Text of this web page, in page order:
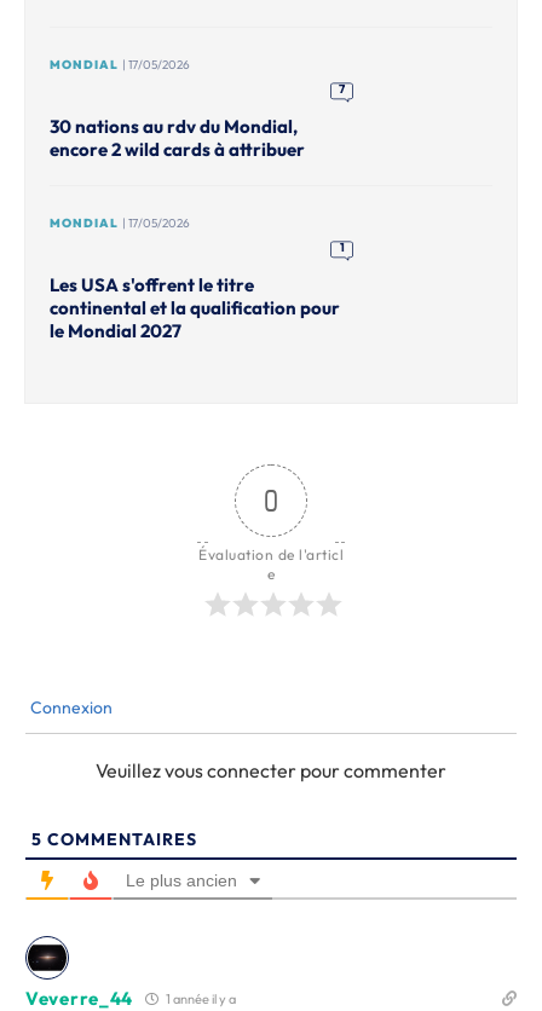
MONDIAL | 17/05/2026
7
30 nations au rdv du Mondial,
encore 2 wild cards à attribuer
MONDIAL | 17/05/2026
1
Les USA s'offrent le titre
continental et la qualification pour
le Mondial 2027
0
Évaluation de l'articl
e
Connexion
Veuillez vous connecter pour commenter
5 COMMENTAIRES
Le plus ancien
Veverre_44 1 année il y a